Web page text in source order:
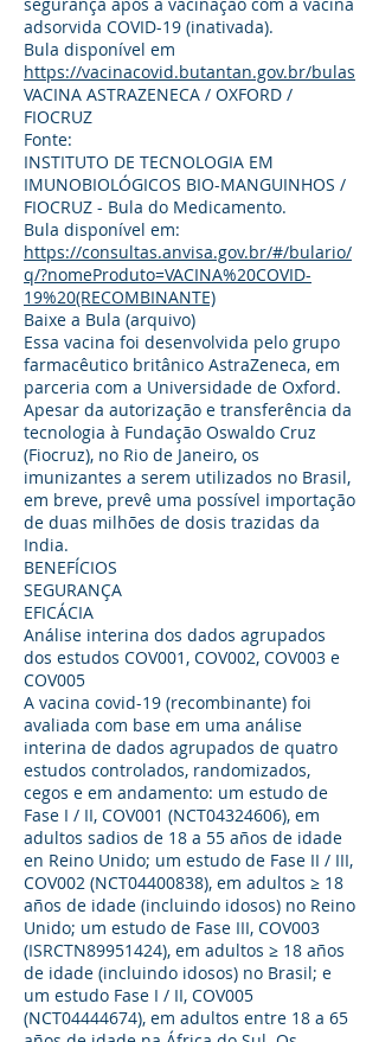
adsorvida COVID-19 (inativada).
Bula disponível em
https://vacinacovid.butantan.gov.br/bulas
VACINA ASTRAZENECA / OXFORD /
FIOCRUZ
Fonte:
INSTITUTO DE TECNOLOGIA EM
IMUNOBIOLÓGICOS BIO-MANGUINHOS /
FIOCRUZ - Bula do Medicamento.
Bula disponível em:
https://consultas.anvisa.gov.br/#/bulario/
q/?nomeProduto=VACINA%20COVID-
19%20(RECOMBINANTE)
Baixe a Bula (arquivo)
Essa vacina foi desenvolvida pelo grupo
farmacêutico britânico AstraZeneca, em
parceria com a Universidade de Oxford.
Apesar da autorização e transferência da
tecnologia à Fundação Oswaldo Cruz
(Fiocruz), no Rio de Janeiro, os
imunizantes a serem utilizados no Brasil,
em breve, prevê uma possível importação
de duas milhões de dosis trazidas da
India.
BENEFÍCIOS
SEGURANÇA
EFICÁCIA
Análise interina dos dados agrupados
dos estudos COV001, COV002, COV003 e
COV005
A vacina covid-19 (recombinante) foi
avaliada com base em uma análise
interina de dados agrupados de quatro
estudos controlados, randomizados,
cegos e em andamento: um estudo de
Fase I / II, COV001 (NCT04324606), em
adultos sadios de 18 a 55 años de idade
en Reino Unido; um estudo de Fase II / III,
COV002 (NCT04400838), em adultos ≥ 18
años de idade (incluindo idosos) no Reino
Unido; um estudo de Fase III, COV003
(ISRCTN89951424), em adultos ≥ 18 años
de idade (incluindo idosos) no Brasil; e
um estudo Fase I / II, COV005
(NCT04444674), em adultos entre 18 a 65